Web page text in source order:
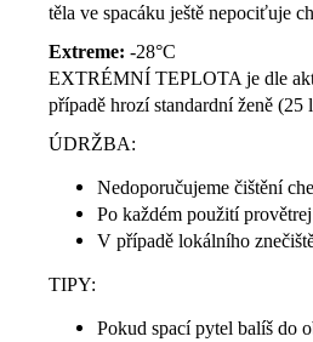
těla ve spacáku ještě nepociťuje
Extreme: -28°C
EXTRÉMNÍ TEPLOTA je dle
případě hrozí standardní ženě
ÚDRŽBA:
Nedoporučujeme čištění
Po každém použití
V případě lokálního
TIPY:
Pokud spací pytel balíš do